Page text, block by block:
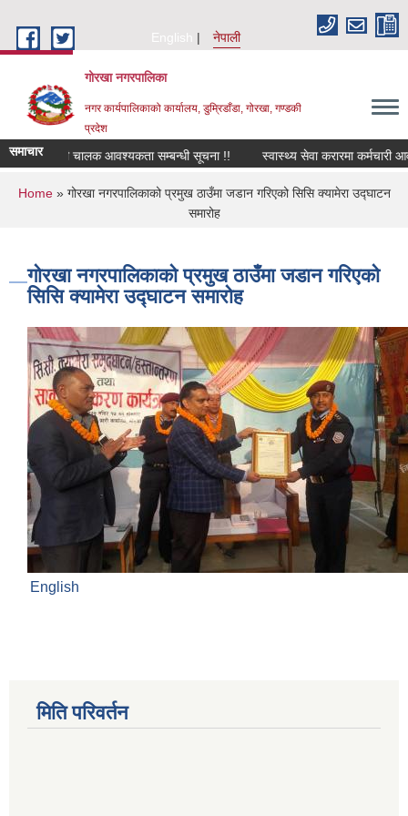
English
नेपाली
गोरखा नगरपालिका
नगर कार्यपालिकाको कार्यालय, डुम्रिडाँडा, गोरखा, गण्डकी
प्रदेश
समाचारसवारी चालक आवश्यकता सम्बन्धी सूचना !! स्वास्थ्य सेवा करारमा कर्मचारी
You are here
Home» गोरखा नगरपालिकाको प्रमुख ठाउँमा जडान गरिएको सिसि क्यामेरा उद्घाटन
समारोह
गोरखा नगरपालिकाको प्रमुख ठाउँमा जडान गरिएको
सिसि क्यामेरा उद्घाटन समारोह
English
मिति परिवर्तन